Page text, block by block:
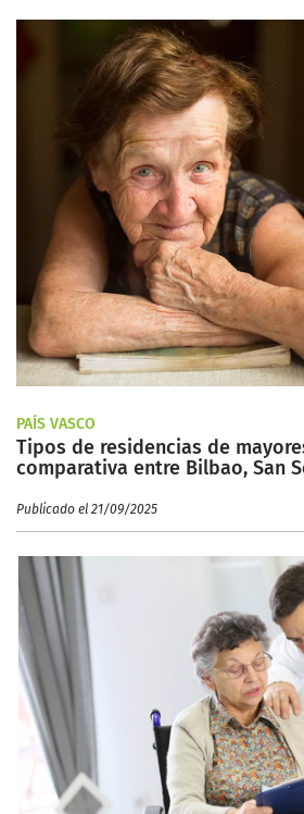
PAÍS VASCO
Tipos de residencias de
comparativa entre Bilbao, San
Publicado el 21/09/2025